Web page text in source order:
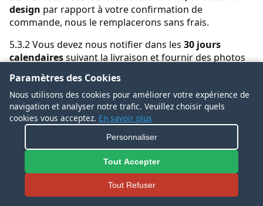
design par rapport à votre confirmation de
commande, nous le remplacerons sans frais.
5.3.2 Vous devez nous notifier dans les 30 jours
calendairessuivant la livraison et fournir des photos
5.4 Regret de l’acheteur, mauvaise taille ou couleur
5.4.1 Nous n’offrons pasde remboursements ou
d’échanges gratuits si:
Vous avez commandé la mauvaise taille, couleur
Vous ne voulez tout simplement plus le Produit.
Paramètres des Cookies
Nous utilisons des cookies pour améliorer votre expérience de
navigation et analyser notre trafic. Veuillez choisir quels
cookies vous acceptez. En savoir plus
Personnaliser
Tout Accepter
Tout Refuser